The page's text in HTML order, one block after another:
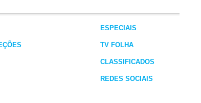
ESPECIAIS
TV FOLHA
CLASSIFICADOS
REDES SOCIAIS